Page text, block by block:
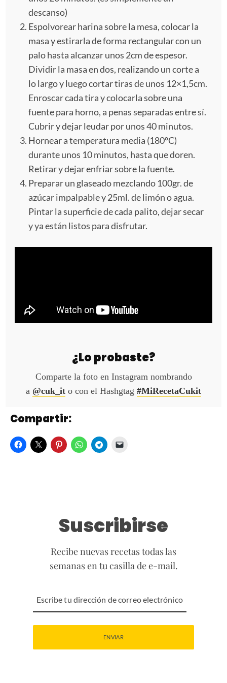
descanso)
Espolvorear harina sobre la mesa, colocar la
masa y estirarla de forma rectangular con un
palo hasta alcanzar unos 2cm de espesor.
Dividir la masa en dos, realizando un corte a
lo largo y luego cortar tiras de unos 12×1,5cm.
Enroscar cada tira y colocarla sobre una
fuente para horno, a penas separadas entre sí.
Cubrir y dejar leudar por unos 40 minutos.
Hornear a temperatura media (180ºC)
durante unos 10 minutos, hasta que doren.
Retirar y dejar enfriar sobre la fuente.
Preparar un glaseado mezclando 100gr. de
azúcar impalpable y 25ml. de limón o agua.
Pintar la superficie de cada palito, dejar secar
y ya están listos para disfrutar.
¿Lo probaste?
Comparte la foto en Instagram nombrando
a @cuk_it o con el Hashgtag #MiRecetaCukit
Compartir:
Suscribirse
Recibe nuevas recetas todas las
semanas en tu casilla de e-mail.